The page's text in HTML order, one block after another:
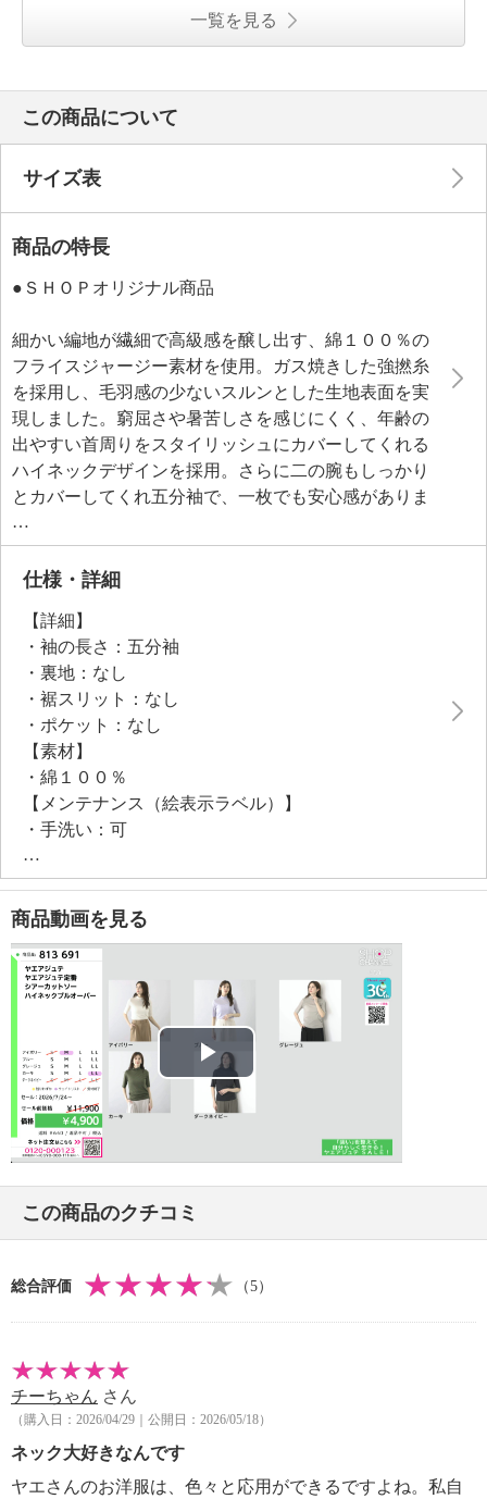
一覧を見る
この商品について
サイズ表
商品の特長
●ＳＨＯＰオリジナル商品
細かい編地が繊細で高級感を醸し出す、綿１００％の
フライスジャージー素材を使用。ガス焼きした強撚糸
を採用し、毛羽感の少ないスルンとした生地表面を実
現しました。窮屈さや暑苦しさを感じにくく、年齢の
出やすい首周りをスタイリッシュにカバーしてくれる
ハイネックデザインを採用。さらに二の腕もしっかり
とカバーしてくれ五分袖で、一枚でも安心感がありま
す。Ｔシャツのようなカジュアル感は抑えつつ、上質
な膨らみとなめらかな風合い、深みのある色調が、洗
練された印象を与える一枚です。
●普段と同じサイズをおすすめ
仕様・詳細
【詳細】
・袖の長さ：五分袖
・裏地：なし
・裾スリット：なし
・ポケット：なし
【素材】
・綿１００％
【メンテナンス（絵表示ラベル）】
・手洗い：可
・漂白処理：塩素系・酸素系漂白不可
・タンブル乾燥：不可
・自然乾燥：日陰の平干し
・アイロン仕上げ：可（低温）
・ドライクリーニング：石油系ドライクリーニング可
・ウエットクリーニング：可
【メンテナンス（ケアラベル）】
・長時間照射による変退色注意
・単品洗い
・水や汗などによる色落ち、色移り注意
・摩擦による色落ち、色移り注意
・素材の特性上、多少の縮みあり
・ネット使用
・日本製
商品動画を見る
Play
Video
この商品のクチコミ
総合評価 （5）
チーちゃん さん
（購入日：2026/04/29｜公開日：2026/05/18）
ネック大好きなんです
ヤエさんのお洋服は、色々と応用ができるですよね。私自